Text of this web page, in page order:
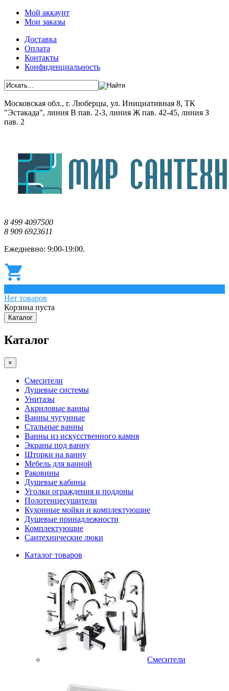
Мой аккаунт
Мои заказы
Доставка
Оплата
Контакты
Конфиденциальность
Московская обл., г. Люберцы, ул. Инициативная 8, ТК
"Эстакада", линия В пав. 2-3, линия Ж пав. 42-45, линия З
пав. 2
8 499 4097500
8 909 6923611
Ежедневно: 9:00-19:00.
Нет товаров
Корзина пуста
Каталог
Каталог
×
Смесители
Душевые системы
Унитазы
Акриловые ванны
Ванны чугунные
Стальные ванны
Ванны из искусственного камня
Экраны под ванну
Шторки на ванну
Мебель для ванной
Раковины
Душевые кабины
Уголки ограждения и поддоны
Полотенцесушители
Кухонные мойки и комплектующие
Душевые принадлежности
Комплектующие
Сантехнические люки
Каталог товаров
Смесители